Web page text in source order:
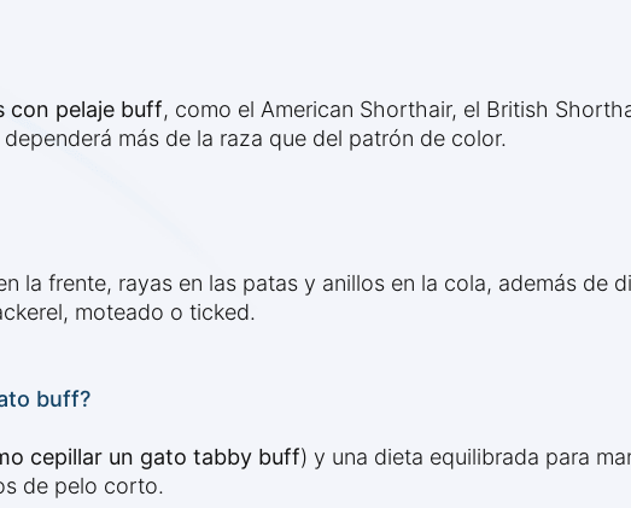
con pelaje buff, como el American Shorthair, el British
más de la raza que del patrón de color.
la frente, rayas en las patas y anillos en la cola, además de
moteado o ticked.
buff?
cepillar un gato tabby buff) y una dieta equilibrada para
de pelo corto.